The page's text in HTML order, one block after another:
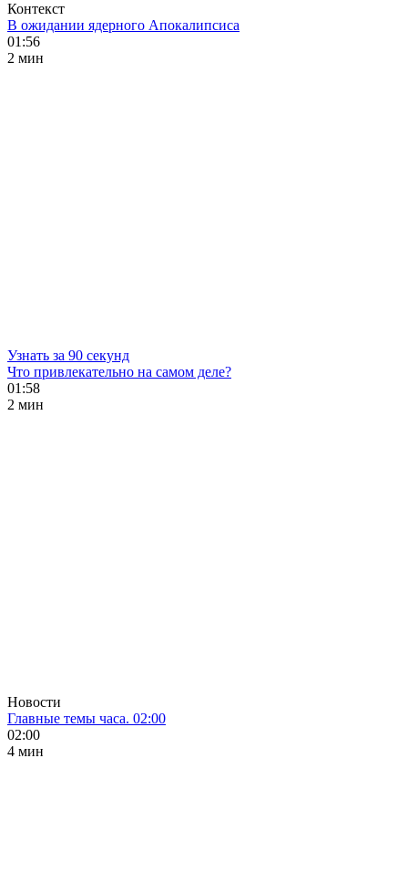
Контекст
В ожидании ядерного Апокалипсиса
01:56
2 мин
Узнать за 90 секунд
Что привлекательно на самом деле?
01:58
2 мин
Новости
Главные темы часа. 02:00
02:00
4 мин